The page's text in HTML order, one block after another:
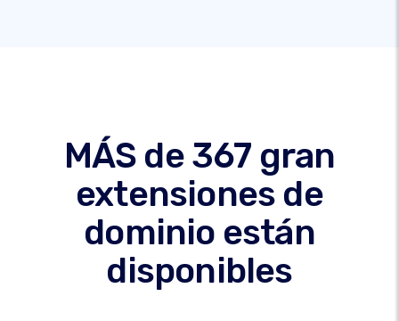
MÁS de 367 gran
extensiones de
dominio están
disponibles